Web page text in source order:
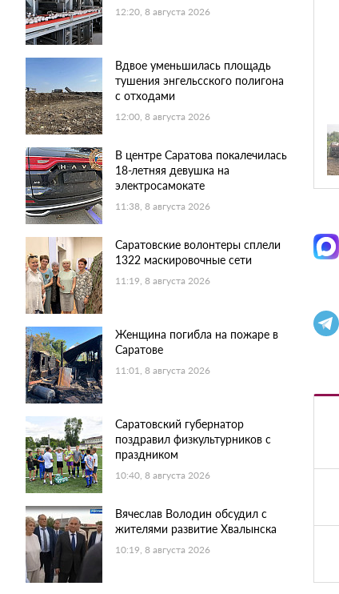
12:20, 8 августа 2026
Вдвое уменьшилась площадь
тушения энгельсского полигона
с отходами
12:00, 8 августа 2026
В центре Саратова покалечилась
18-летняя девушка на
электросамокате
11:38, 8 августа 2026
Саратовские волонтеры сплели
1322 маскировочные сети
11:19, 8 августа 2026
Женщина погибла на пожаре в
Саратове
11:01, 8 августа 2026
Саратовский губернатор
поздравил физкультурников с
праздником
10:40, 8 августа 2026
Вячеслав Володин обсудил с
жителями развитие Хвалынска
10:19, 8 августа 2026